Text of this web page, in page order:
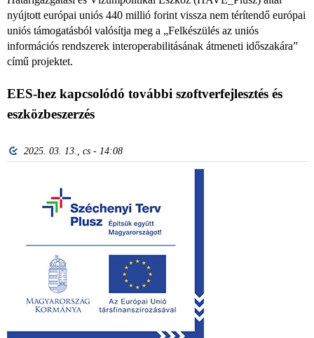
nyújtott európai uniós 440 millió forint vissza nem térítendő európai
uniós támogatásból valósítja meg a „Felkészülés az uniós
információs rendszerek interoperabilitásának átmeneti időszakára”
című projektet.
EES-hez kapcsolódó további szoftverfejlesztés és
eszközbeszerzés
2025. 03. 13., cs - 14:08